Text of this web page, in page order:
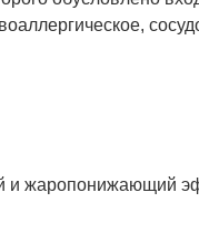
жаропонижающий